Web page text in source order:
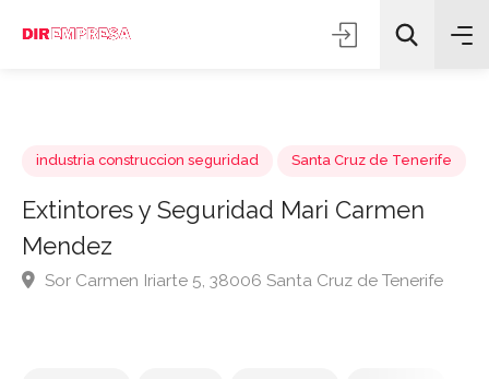
industria construccion seguridad
Extintores y Seguridad Mari Carmen
Mendez